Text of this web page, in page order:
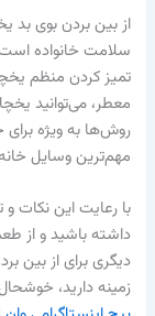
از بین بردن بوی بد
سلامت خانواده
تمیز کردن منظم
معطر، می‌توانید
روش‌ها به ویژه برای
مهم‌ترین وسایل
با رعایت این نکات
داشته باشید و از
دیگری برای از بین
زمینه دارید،